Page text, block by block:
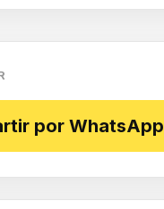
por WhatsApp